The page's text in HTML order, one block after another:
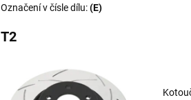
Označení v čísle dílu:(E)
T2